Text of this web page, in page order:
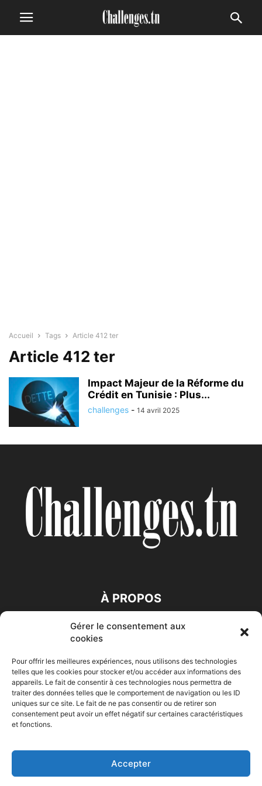
Gérer le consentement aux
cookies
Pour offrir les meilleures expériences, nous utilisons des technologies
telles que les cookies pour stocker et/ou accéder aux informations des
appareils. Le fait de consentir à ces technologies nous permettra de
traiter des données telles que le comportement de navigation ou les ID
uniques sur ce site. Le fait de ne pas consentir ou de retirer son
consentement peut avoir un effet négatif sur certaines caractéristiques
et fonctions.
Accepter
Accueil Tags Article 412 ter
Article 412 ter
Impact Majeur de la Réforme du
Crédit en Tunisie : Plus...
challenges - 14 avril 2025
À PROPOS
SUIVEZ NOUS
Accueil Economie Entreprises Entrepreneur Afrique
HIGH-TECH Auto-Moto